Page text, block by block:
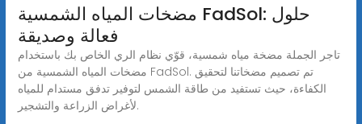
مضخات المياه الشمسية FadSol: حلول
فعالة وصديقة
تاجر الجملة مضخة مياه شمسية، قوّي نظام الري الخاص بك باستخدام
مضخات المياه الشمسية من FadSol. تم تصميم مضخاتنا لتحقيق
الكفاءة، حيث تستفيد من طاقة الشمس لتوفير تدفق مستدام للمياه
لأغراض الزراعة والتشجير.